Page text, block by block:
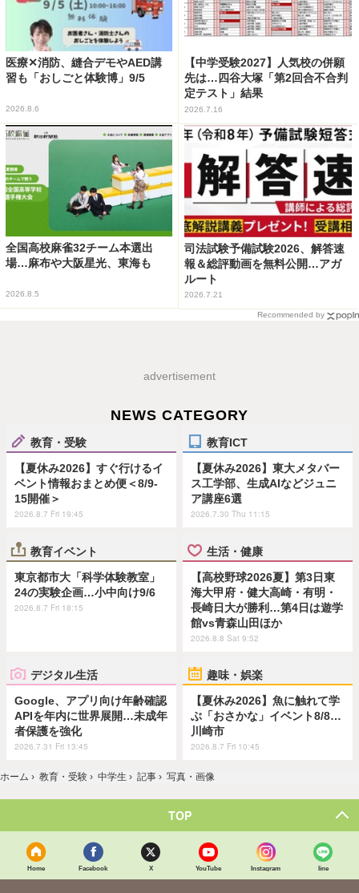
医療✕消防、縫合デモやAED講
習も「おしごと体験博」9/5
2026.8.6
【中学受験2027】人気校の併願
先は…四谷大塚「第2回合不合判
定テスト」結果
2026.7.16
全国高校麻雀32チーム本選出
場…麻布や大阪星光、東海も
2026.8.5
司法試験予備試験2026、解答速
報＆総評動画を無料公開…アガ
ルート
2026.7.21
Recommended by
advertisement
NEWS CATEGORY
教育・受験
【夏休み2026】すぐ行けるイ
ベント情報おまとめ便＜8/9-
15開催＞
2026.8.7 Fri 19:45
教育ICT
【夏休み2026】東大メタバー
ス工学部、生成AIなどジュニ
ア講座6選
2026.7.30 Thu 11:15
教育イベント
東京都市大「科学体験教室」
24の実験企画…小中向け9/6
2026.8.7 Fri 18:15
生活・健康
【高校野球2026夏】第3日東
海大甲府・健大高崎・有明・
長崎日大が勝利…第4日は遊学
館vs青森山田ほか
2026.8.8 Sat 9:52
デジタル生活
Google、アプリ向け年齢確認
APIを年内に世界展開…未成年
者保護を強化
2026.7.31 Fri 13:45
趣味・娯楽
【夏休み2026】魚に触れて学
ぶ「おさかな」イベント8/8…
川崎市
2026.8.7 Fri 10:45
ホーム › 教育・受験 › 中学生 › 記事 › 写真・画像
TOP
Home Facebook X YouTube Instagram line